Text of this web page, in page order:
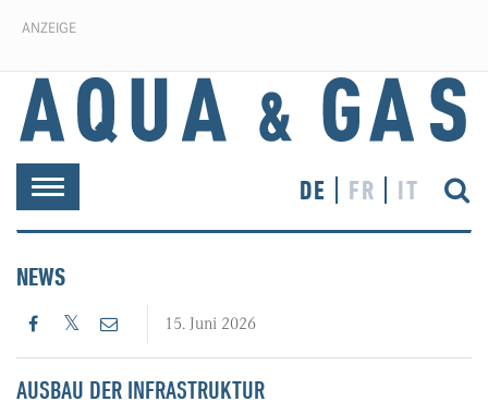
ANZEIGE
Toggle
navigation
DE FR IT
NEWS
15. Juni 2026
AUSBAU DER INFRASTRUKTUR